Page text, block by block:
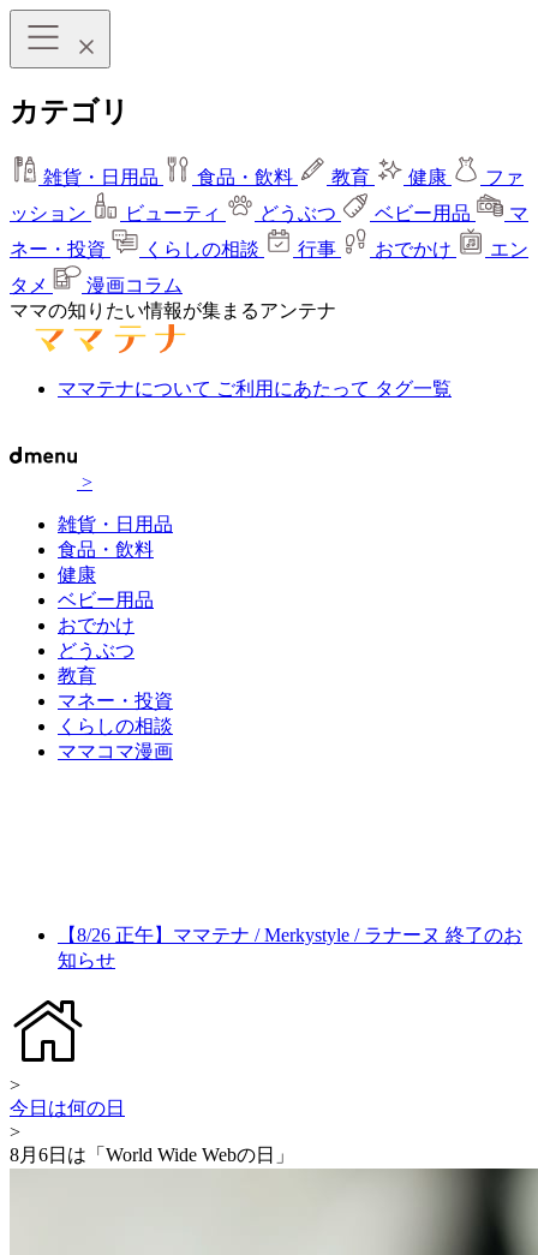
カテゴリ
雑貨・日用品 食品・飲料 教育 健康
ファ
ッション
ビューティ どうぶつ ベビー用品
マ
ネー・投資
くらしの相談 行事 おでかけ
エン
タメ
漫画コラム
ママの知りたい情報が集まるアンテナ
ママテナについて ご利用にあたって タグ一覧
>
雑貨・日用品
食品・飲料
健康
ベビー用品
おでかけ
どうぶつ
教育
マネー・投資
くらしの相談
ママコマ漫画
【8/26 正午】ママテナ / Merkystyle / ラナーヌ 終了のお
知らせ
>
今日は何の日
>
8月6日は「World Wide Webの日」